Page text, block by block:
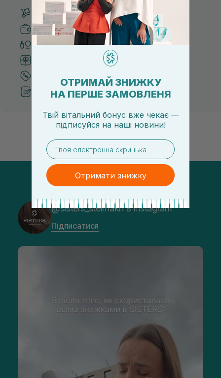
Безкоштовна доставка від 3000 UAH
Безпечні способи оплати
Тільки оригінальна косметика
Система бонусів та лояльності
Кращі ціни та топ товари
Рекомендації від косметологів
@sisters_stelmakh в Instagram
Підписатися
ОТРИМАЙ ЗНИЖКУ
НА ПЕРШЕ ЗАМОВЛЕНЯ
Твій вітальний бонус вже чекає —
підписуйся на наші новини!
email
Отримати знижку